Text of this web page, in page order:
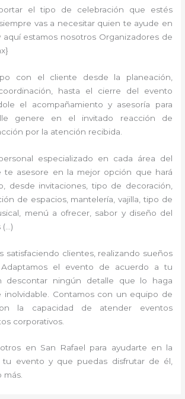
el tipo de celebración que estés
vas a necesitar quien te ayude en
aquí estamos nosotros Organizadores de
con el cliente desde la planeación,
hasta el cierre del evento
el acompañamiento y asesoría para
genere en el invitado reacción de
por la atención recibida.
especializado en cada área del
te asesore en la mejor opción que hará
desde invitaciones, tipo de decoración,
de espacios, mantelería, vajilla, tipo de
menú a ofrecer, sabor y diseño del
(…)
satisfaciendo clientes, realizando sueños
el evento de acuerdo a tu
descontar ningún detalle que lo haga
inolvidable. Contamos con un equipo de
la capacidad de atender eventos
corporativos.
en San Rafael para ayudarte en la
tu evento y que puedas disfrutar de él,
más.